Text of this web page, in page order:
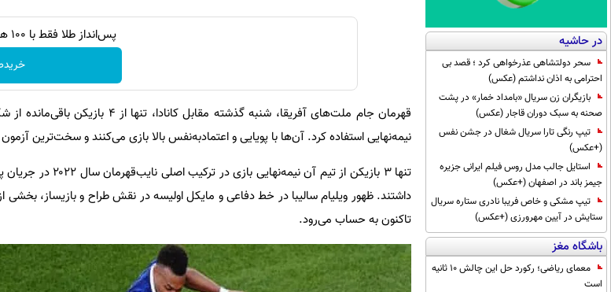
در حاشیه
سحر دولتشاهی عذرخواهی کرد ؛ قصد بی
احترامی به اذان نداشتم (عکس)
بازیگران زن سریال «بامداد خمار» در پشت
صحنه به سبک دوران قاجار (عکس)
تیپ رنگی تارا سریال شغال در جشن نفس
(+عکس)
استایل جالب مدل روس فیلم ایرانی جزیره
جیمز باند در اصفهان (+عکس)
تیپ مشکی و خاص فریبا نادری ستاره سریال
ستایش در آیین مهرورزی (+عکس)
باشگاه مغز
معمای ریاضی؛ رکورد حل این چالش 10 ثانیه
است
پس‌انداز طلا فقط با ۱۰۰ هزارتومان (امن و راحت)
نیمه‌نهایی استفاده کرد. آن‌ها با پویایی و اعتمادبه‌نفس بالا بازی می‌کنند و سخت‌ترین آزمون
تنها ۳ بازیکن از تیم آن
داشتند. ظهور ویلیام سالیبا در خط دفاعی و مایکل اولیسه در نقش طراح و بازیساز، بخشی
تاکنون به حساب می‌رود.